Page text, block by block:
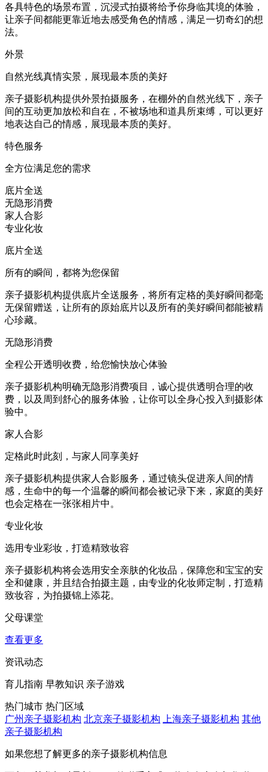
各具特色的场景布置，沉浸式拍摄将给予你身临其境的体验，
让亲子间都能更靠近地去感受角色的情感，满足一切奇幻的想
法。
外景
自然光线真情实景，展现最本质的美好
亲子摄影机构提供外景拍摄服务，在棚外的自然光线下，亲子
间的互动更加放松和自在，不被场地和道具所束缚，可以更好
地表达自己的情感，展现最本质的美好。
特色服务
全方位满足您的需求
底片全送
无隐形消费
家人合影
专业化妆
底片全送
所有的瞬间，都将为您保留
亲子摄影机构提供底片全送服务，将所有定格的美好瞬间都毫
无保留赠送，让所有的原始底片以及所有的美好瞬间都能被精
心珍藏。
无隐形消费
全程公开透明收费，给您愉快放心体验
亲子摄影机构明确无隐形消费项目，诚心提供透明合理的收
费，以及周到舒心的服务体验，让你可以全身心投入到摄影体
验中。
家人合影
定格此时此刻，与家人同享美好
亲子摄影机构提供家人合影服务，通过镜头促进亲人间的情
感，生命中的每一个温馨的瞬间都会被记录下来，家庭的美好
也会定格在一张张相片中。
专业化妆
选用专业彩妆，打造精致妆容
亲子摄影机构将会选用安全亲肤的化妆品，保障您和宝宝的安
全和健康，并且结合拍摄主题，由专业的化妆师定制，打造精
致妆容，为拍摄锦上添花。
父母课堂
查看更多
资讯动态
育儿指南 早教知识 亲子游戏
热门城市 热门区域
广州亲子摄影机构 北京亲子摄影机构 上海亲子摄影机构 其他
亲子摄影机构
如果您想了解更多的亲子摄影机构信息